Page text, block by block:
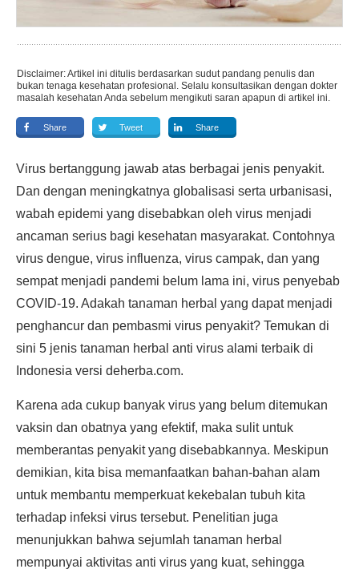
Disclaimer: Artikel ini ditulis berdasarkan sudut pandang penulis dan
bukan tenaga kesehatan profesional. Selalu konsultasikan dengan dokter
masalah kesehatan Anda sebelum mengikuti saran apapun di artikel ini.
Share Tweet Share
Virus bertanggung jawab atas berbagai jenis penyakit.
Dan dengan meningkatnya globalisasi serta urbanisasi,
wabah epidemi yang disebabkan oleh virus menjadi
ancaman serius bagi kesehatan masyarakat. Contohnya
virus dengue, virus influenza, virus campak, dan yang
sempat menjadi pandemi belum lama ini, virus penyebab
COVID-19. Adakah tanaman herbal yang dapat menjadi
penghancur dan pembasmi virus penyakit? Temukan di
sini 5 jenis tanaman herbal anti virus alami terbaik di
Indonesia versi deherba.com.
Karena ada cukup banyak virus yang belum ditemukan
vaksin dan obatnya yang efektif, maka sulit untuk
memberantas penyakit yang disebabkannya. Meskipun
demikian, kita bisa memanfaatkan bahan-bahan alam
untuk membantu memperkuat kekebalan tubuh kita
terhadap infeksi virus tersebut. Penelitian juga
menunjukkan bahwa sejumlah tanaman herbal
mempunyai aktivitas anti virus yang kuat, sehingga